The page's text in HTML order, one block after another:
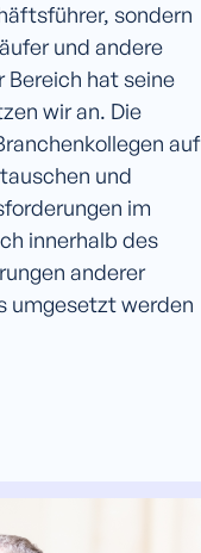
sondern
und andere
Bereich hat seine
wir an. Die
auf
und
im
innerhalb des
anderer
umgesetzt werden